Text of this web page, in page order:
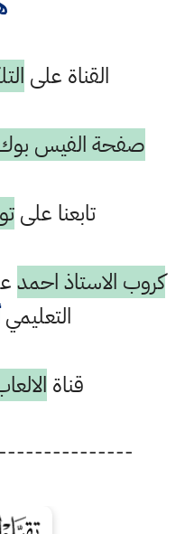
القناة على
صفحة الفيس
تابعنا على
كروب الاستاذ احمد
التعليمي
قناة